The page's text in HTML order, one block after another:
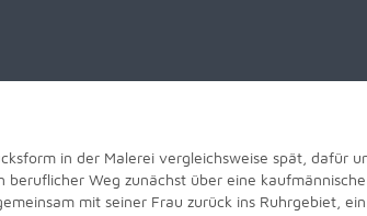
in der Malerei vergleichsweise spät, dafür
Weg zunächst über eine
mit seiner Frau zurück ins Ruhrgebiet,